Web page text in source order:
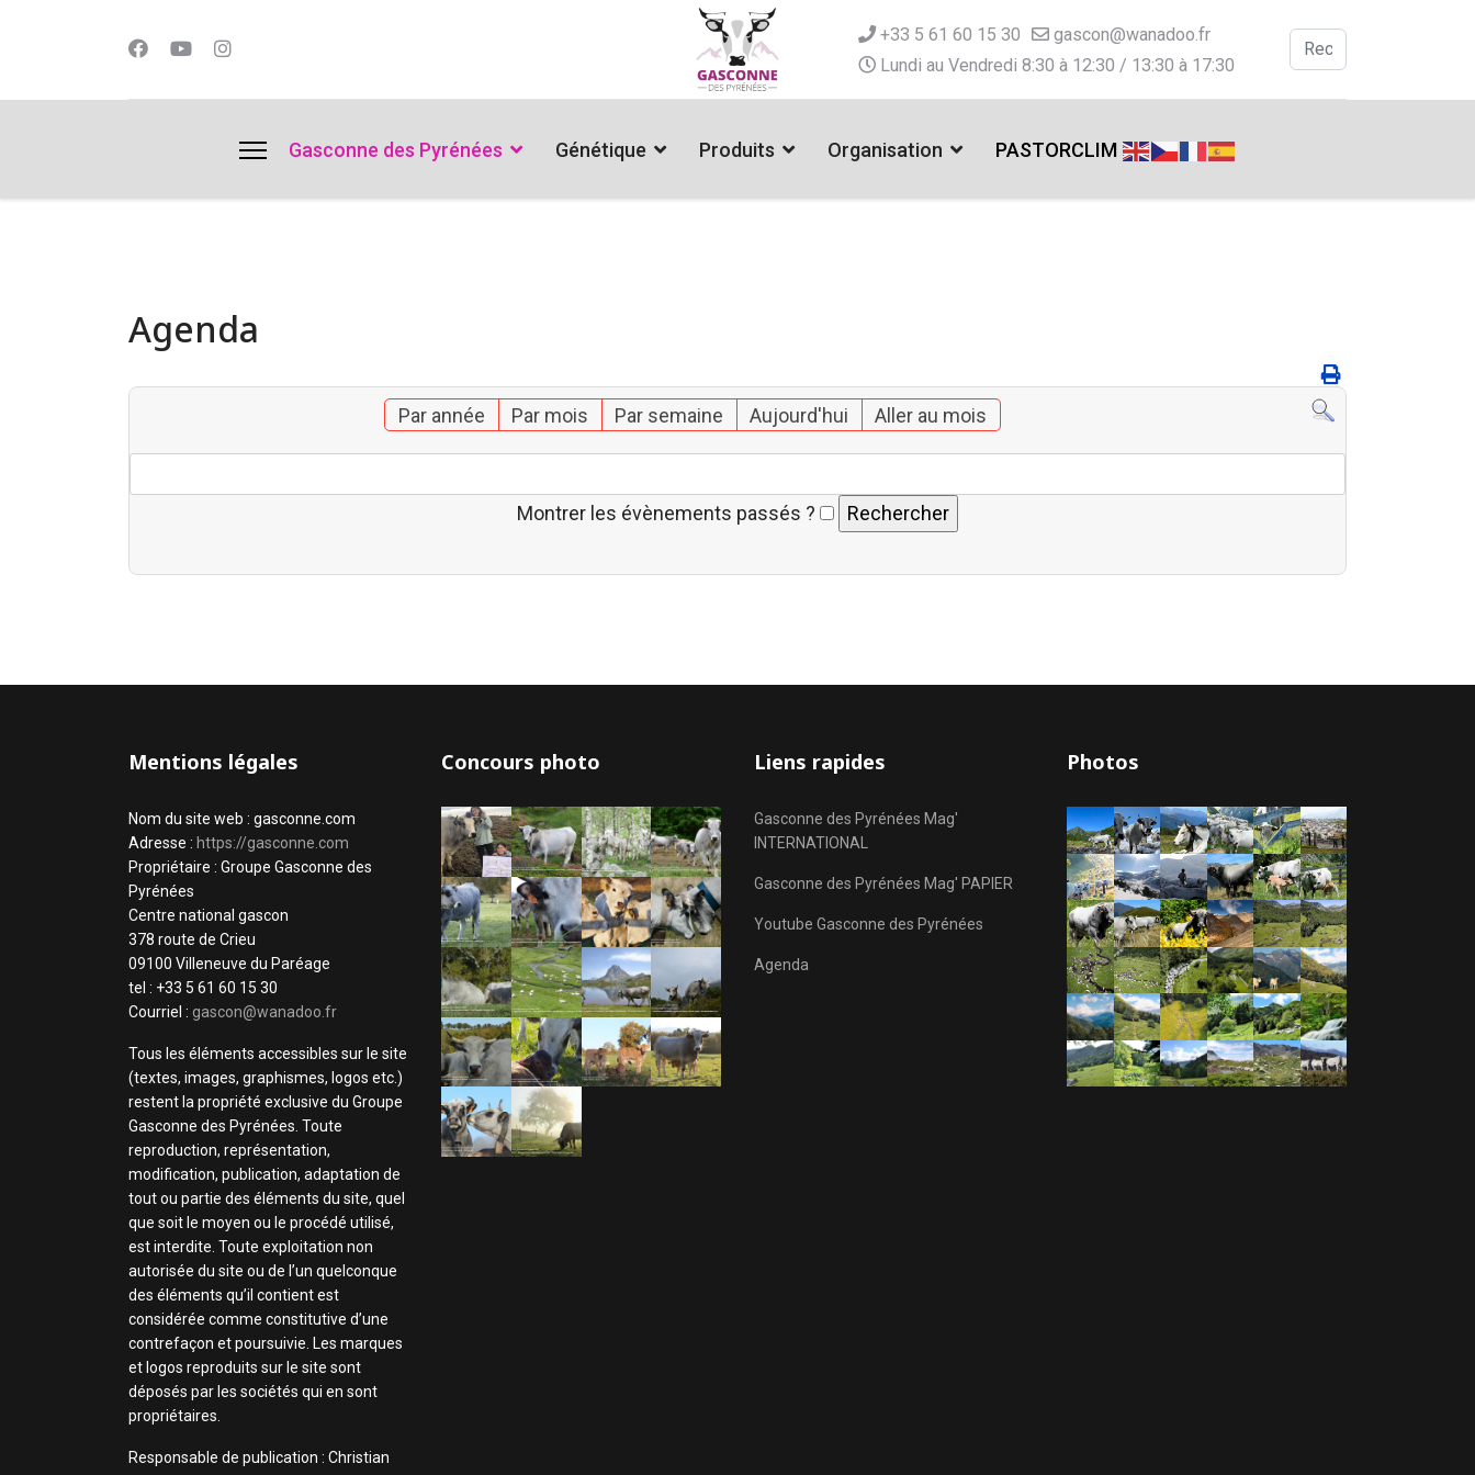
+33 5 61 60 15 30
gascon@wanadoo.fr
Lundi au Vendredi 8:30 à 12:30 / 13:30 à 17:30
Valider
Gasconne des Pyrénées Génétique Produits Organisation PASTORCLIM
Agenda
Par année Par mois Par semaine Aujourd'hui Aller au mois
Montrer les évènements passés ?
Mentions légales
Nom du site web : gasconne.com
Adresse : https://gasconne.com
Propriétaire : Groupe Gasconne des
Pyrénées
Centre national gascon
378 route de Crieu
09100 Villeneuve du Paréage
tel : +33 5 61 60 15 30
Courriel : gascon@wanadoo.fr
Tous les éléments accessibles sur le site
(textes, images, graphismes, logos etc.)
restent la propriété exclusive du Groupe
Gasconne des Pyrénées. Toute
reproduction, représentation,
modification, publication, adaptation de
tout ou partie des éléments du site, quel
que soit le moyen ou le procédé utilisé,
est interdite. Toute exploitation non
autorisée du site ou de l’un quelconque
des éléments qu’il contient est
considérée comme constitutive d’une
contrefaçon et poursuivie. Les marques
et logos reproduits sur le site sont
déposés par les sociétés qui en sont
propriétaires.
Responsable de publication : Christian
Concours photo Liens rapides
Gasconne des Pyrénées Mag'
INTERNATIONAL
Gasconne des Pyrénées Mag' PAPIER
Youtube Gasconne des Pyrénées
Agenda
Photos